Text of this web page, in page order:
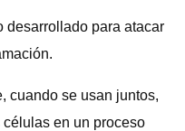
desarrollado para atacar
cuando se usan juntos,
en un proceso